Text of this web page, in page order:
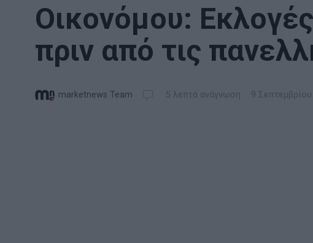
Οικονόμου:
πριν από τις
marketnews Team 5 λεπτά ανάγνωση 9